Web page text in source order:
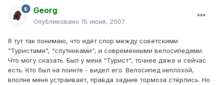
Georg
Опубликовано 15 июня, 2007
Я тут так понимаю, что идёт спор между советскими
"Туристами", "спутниками", и современными велосипедами.
Что могу сказать. Был у меня "Турист", точнее даже и сейчас
есть. Кто был на поинте - видел его. Велосипед неплохой,
вполне меня устраивает, правда задние тормоза стёрлись. Но